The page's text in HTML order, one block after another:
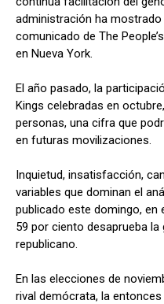
administración ha mostrado
comunicado de The
en Nueva York.
El año pasado, la
Kings celebradas en
personas, una cifra que
en futuras movilizaciones.
Inquietud, insatisfacción,
variables que dominan el
publicado este domingo, en
59 por ciento desaprueba
republicano.
En las elecciones de
rival demócrata, la